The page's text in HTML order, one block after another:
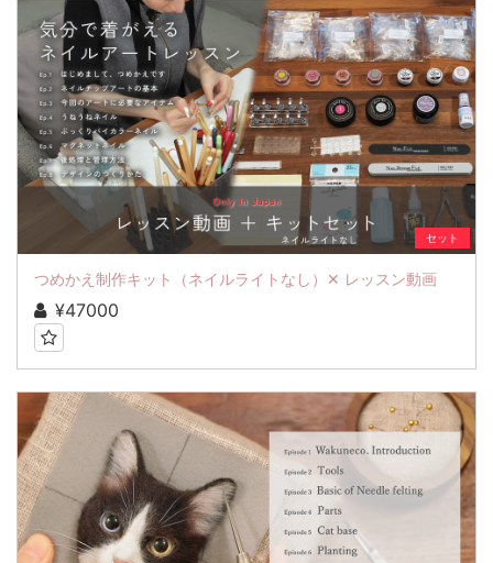
セット
つめかえ制作キット（ネイルライトなし）✕ レッスン動画
¥47000